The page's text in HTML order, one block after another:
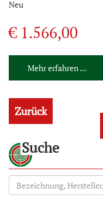
Neu
€ 1.566,00
Mehr erfahren ...
Zurück
Suche